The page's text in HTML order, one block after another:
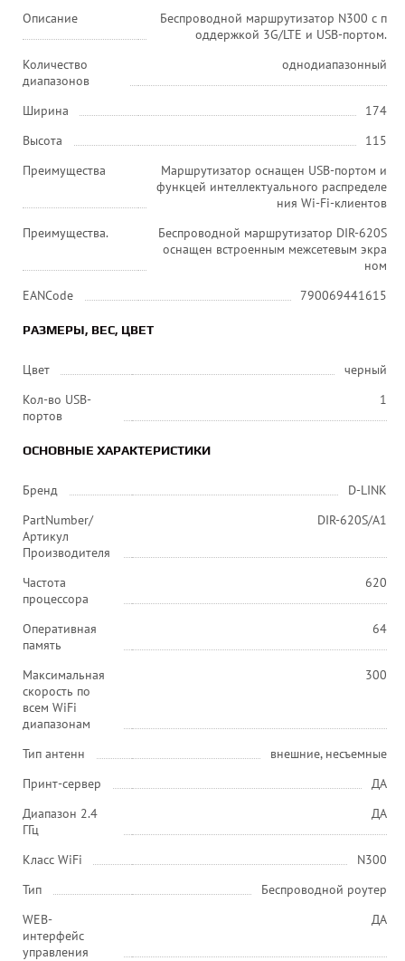
Описание
Беспроводной маршрутизатор N300 с п
оддержкой 3G/LTE и USB-портом.
Количество
диапазонов
однодиапазонный
Ширина
174
Высота
115
Преимущества
Маршрутизатор оснащен USB-портом и
функцей интеллектуального распределе
ния Wi-Fi-клиентов
Преимущества.
Беспроводной маршрутизатор DIR-620S
оснащен встроенным межсетевым экра
ном
EANCode
790069441615
РАЗМЕРЫ, ВЕС, ЦВЕТ
Цвет
черный
Кол-во USB-
портов
1
ОСНОВНЫЕ ХАРАКТЕРИСТИКИ
Бренд
D-LINK
PartNumber/
Артикул
Производителя
DIR-620S/A1
Частота
процессора
620
Оперативная
память
64
Максимальная
скорость по
всем WiFi
диапазонам
300
Тип антенн
внешние, несъемные
Принт-сервер
ДА
Диапазон 2.4
ГГц
ДА
Класс WiFi
N300
Тип
Беспроводной роутер
WEB-
интерфейс
управления
ДА